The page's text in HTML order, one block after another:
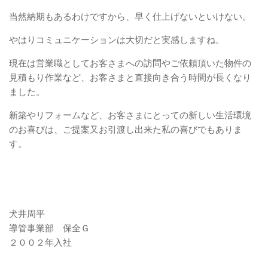
当然納期もあるわけですから、早く仕上げないといけない。
やはりコミュニケーションは大切だと実感しますね。
現在は営業職としてお客さまへの訪問やご依頼頂いた物件の
見積もり作業など、お客さまと直接向き合う時間が長くなり
ました。
新築やリフォームなど、お客さまにとっての新しい生活環境
のお喜びは、ご提案又お引渡し出来た私の喜びでもありま
す。
犬井周平
導管事業部 保全Ｇ
２００２年入社